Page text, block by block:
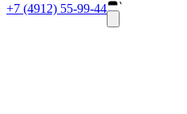
+7 (4912) 55-99-44